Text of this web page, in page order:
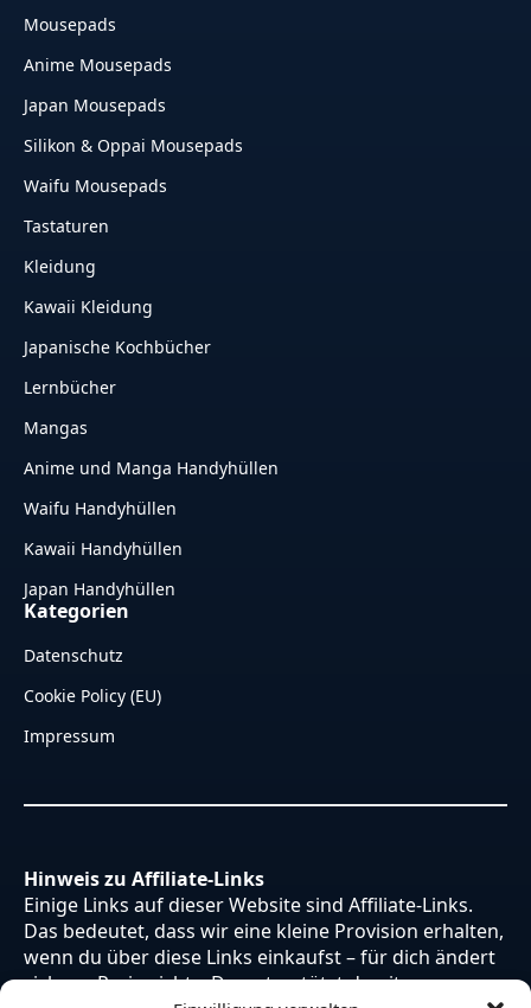
Mousepads
Anime Mousepads
Japan Mousepads
Silikon & Oppai Mousepads
Waifu Mousepads
Tastaturen
Kleidung
Kawaii Kleidung
Japanische Kochbücher
Lernbücher
Mangas
Anime und Manga Handyhüllen
Waifu Handyhüllen
Kawaii Handyhüllen
Japan Handyhüllen
Kategorien
Datenschutz
Cookie Policy (EU)
Impressum
Hinweis zu Affiliate-Links
Einige Links auf dieser Website sind Affiliate-Links.
Das bedeutet, dass wir eine kleine Provision erhalten,
wenn du über diese Links einkaufst – für dich ändert
sich am Preis nichts. Du unterstützt damit unsere